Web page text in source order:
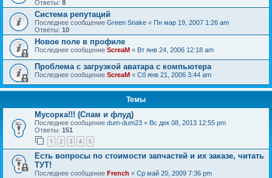
Ответы: 8
Система репутаций
Последнее сообщение Green Snake « Пн мар 19, 2007 1:26 am
Ответы: 10
Новое поле в профиле
Последнее сообщение ScreaM « Вт янв 24, 2006 12:18 am
Проблема с загрузкой аватара с компьютера
Последнее сообщение ScreaM « Сб янв 21, 2006 3:44 am
Темы
Мусорка!!! (Спам и флуд)
Последнее сообщение dum-dum23 « Вс дек 08, 2013 12:55 pm
Ответы: 151
1 2 3 4 5
Есть вопросы по стоимости запчастей и их заказе, читать
ТУТ!
Последнее сообщение French « Ср май 20, 2009 7:36 pm